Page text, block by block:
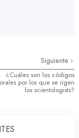
Siguiente
¿Cuáles son los códigos
por los que se rigen
los scientologists?